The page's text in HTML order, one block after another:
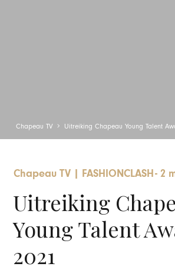
Chapeau TV Uitreiking Chapeau Young Talent
Chapeau TV | FASHIONCLASH-2
Uitreiking
Young Talent
2021